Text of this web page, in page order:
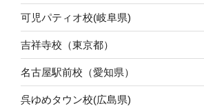
可児パティオ校(岐阜県)
吉祥寺校（東京都）
名古屋駅前校（愛知県）
呉ゆめタウン校(広島県)